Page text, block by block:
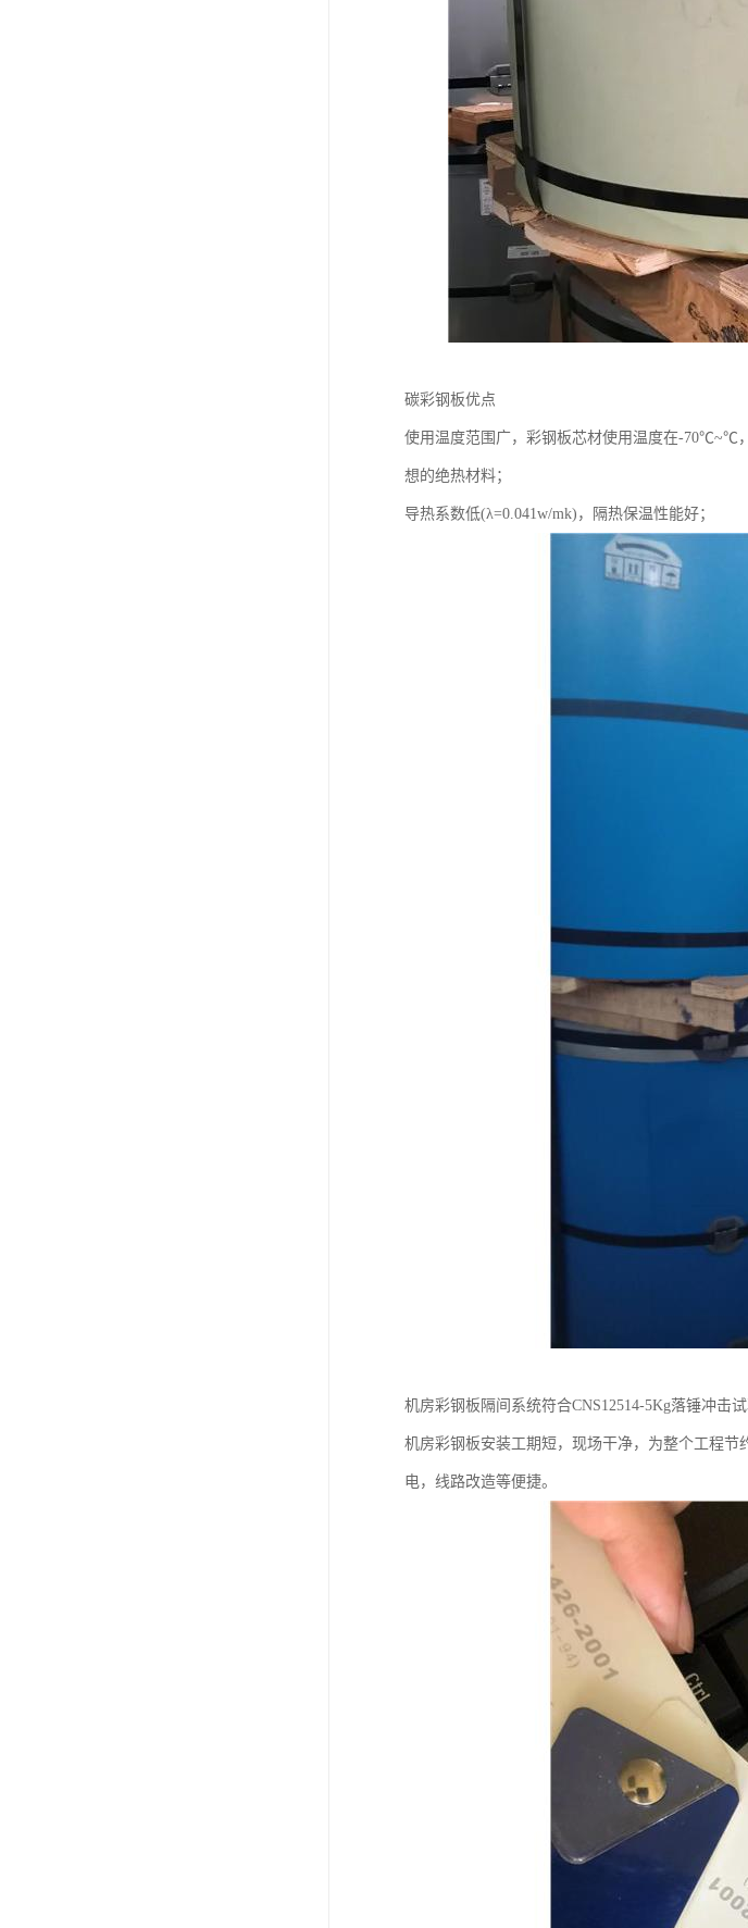
碳彩钢板优点
使用温度范围广，彩钢板芯材使用温度在-70℃~℃
想的绝热材料；
导热系数低(λ=0.041w/mk)，隔热保温性能好；
机房彩钢板隔间系统符合CNS12514-5Kg落锤冲击
机房彩钢板安装工期短，现场干净，为整个工程
电，线路改造等便捷。